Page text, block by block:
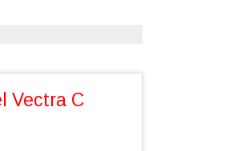
Vectra C